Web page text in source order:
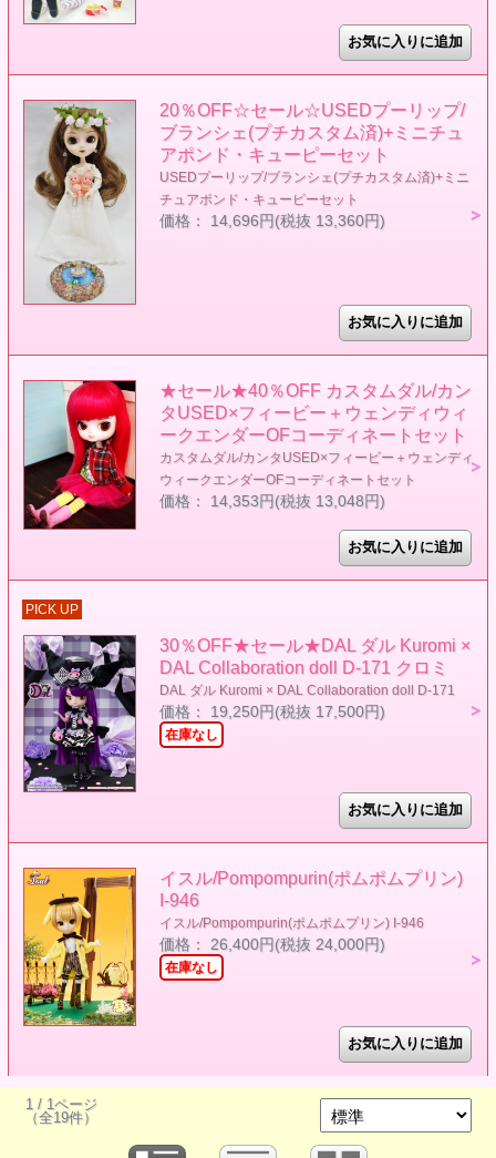
20％OFF☆セール☆USEDプーリップ/
ブランシェ(プチカスタム済)+ミニチュ
アポンド・キューピーセット
USEDプーリップ/ブランシェ(プチカスタム済)+ミニ
チュアポンド・キューピーセット
価格： 14,696円(税抜 13,360円)
★セール★40％OFF カスタムダル/カン
タUSED×フィービー＋ウェンディウィ
ークエンダーOFコーディネートセット
カスタムダル/カンタUSED×フィービー＋ウェンディ
ウィークエンダーOFコーディネートセット
価格： 14,353円(税抜 13,048円)
PICK UP
30％OFF★セール★DAL ダル Kuromi ×
DAL Collaboration doll D-171 クロミ
DAL ダル Kuromi × DAL Collaboration doll D-171
価格： 19,250円(税抜 17,500円)
在庫なし
イスル/Pompompurin(ポムポムプリン)
I-946
イスル/Pompompurin(ポムポムプリン) I-946
価格： 26,400円(税抜 24,000円)
在庫なし
1 / 1ページ
（全19件）